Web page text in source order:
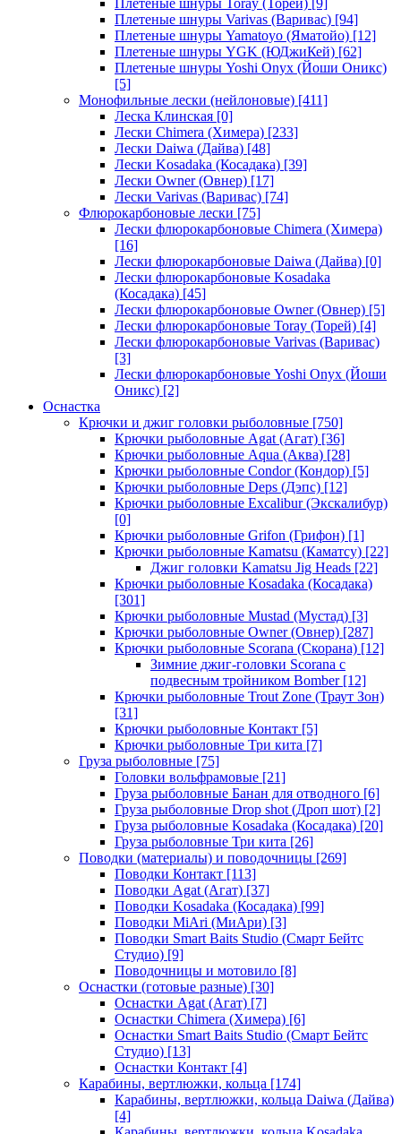
Плетеные шнуры Toray (Торей) [9]
Плетеные шнуры Varivas (Варивас) [94]
Плетеные шнуры Yamatoyo (Яматойо) [12]
Плетеные шнуры YGK (ЮДжиКей) [62]
Плетеные шнуры Yoshi Onyx (Йоши Оникс)
[5]
Монофильные лески (нейлоновые) [411]
Леска Клинская [0]
Лески Chimera (Химера) [233]
Лески Daiwa (Дайва) [48]
Лески Kosadaka (Косадака) [39]
Лески Owner (Овнер) [17]
Лески Varivas (Варивас) [74]
Флюрокарбоновые лески [75]
Лески флюрокарбоновые Chimera (Химера)
[16]
Лески флюрокарбоновые Daiwa (Дайва) [0]
Лески флюрокарбоновые Kosadaka
(Косадака) [45]
Лески флюрокарбоновые Owner (Овнер) [5]
Лески флюрокарбоновые Toray (Торей) [4]
Лески флюрокарбоновые Varivas (Варивас)
[3]
Лески флюрокарбоновые Yoshi Onyx (Йоши
Оникс) [2]
Оснастка
Крючки и джиг головки рыболовные [750]
Крючки рыболовные Agat (Агат) [36]
Крючки рыболовные Aqua (Аква) [28]
Крючки рыболовные Condor (Кондор) [5]
Крючки рыболовные Deps (Дэпс) [12]
Крючки рыболовные Excalibur (Экскалибур)
[0]
Крючки рыболовные Grifon (Грифон) [1]
Крючки рыболовные Kamatsu (Каматсу) [22]
Джиг головки Kamatsu Jig Heads [22]
Крючки рыболовные Kosadaka (Косадака)
[301]
Крючки рыболовные Mustad (Мустад) [3]
Крючки рыболовные Owner (Овнер) [287]
Крючки рыболовные Scorana (Скорана) [12]
Зимние джиг-головки Scorana с
подвесным тройником Bomber[12]
Крючки рыболовные Trout Zone (Траут Зон)
[31]
Крючки рыболовные Контакт [5]
Крючки рыболовные Три кита [7]
Груза рыболовные [75]
Головки вольфрамовые [21]
Груза рыболовные Банан для отводного [6]
Груза рыболовные Drop shot (Дроп шот) [2]
Груза рыболовные Kosadaka (Косадака) [20]
Груза рыболовные Три кита [26]
Поводки (материалы) и поводочницы [269]
Поводки Контакт [113]
Поводки Agat (Агат) [37]
Поводки Kosadaka (Косадака) [99]
Поводки MiAri (МиАри) [3]
Поводки Smart Baits Studio (Смарт Бейтс
Студио) [9]
Поводочницы и мотовило [8]
Оснастки (готовые разные) [30]
Оснастки Agat (Агат) [7]
Оснастки Chimera (Химера) [6]
Оснастки Smart Baits Studio (Смарт Бейтс
Студио) [13]
Оснастки Контакт [4]
Карабины, вертлюжки, кольца [174]
Карабины, вертлюжки, кольца Daiwa (Дайва)
[4]